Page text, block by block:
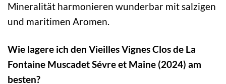
Mineralität harmonieren wunderbar mit salzigen
und maritimen Aromen.
Wie lagere ich den Vieilles Vignes Clos de La
Fontaine Muscadet Sévre et Maine (2024) am
besten?